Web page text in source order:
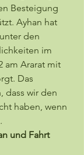
Besteigung
Ayhan hat
den
im
am Ararat mit
Das
dass wir den
haben, wenn
und Fahrt